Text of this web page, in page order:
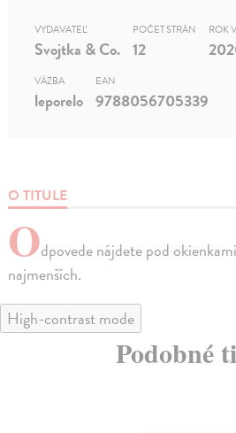
O TITULE
Odpovede nájdete pod
najmenších.
VYDAVATEĽ
Svojtka & Co.
POČET STRÁN
12
ROK
VÄZBA
leporelo
EAN
9788056705339
High-contrast mode
Podobné